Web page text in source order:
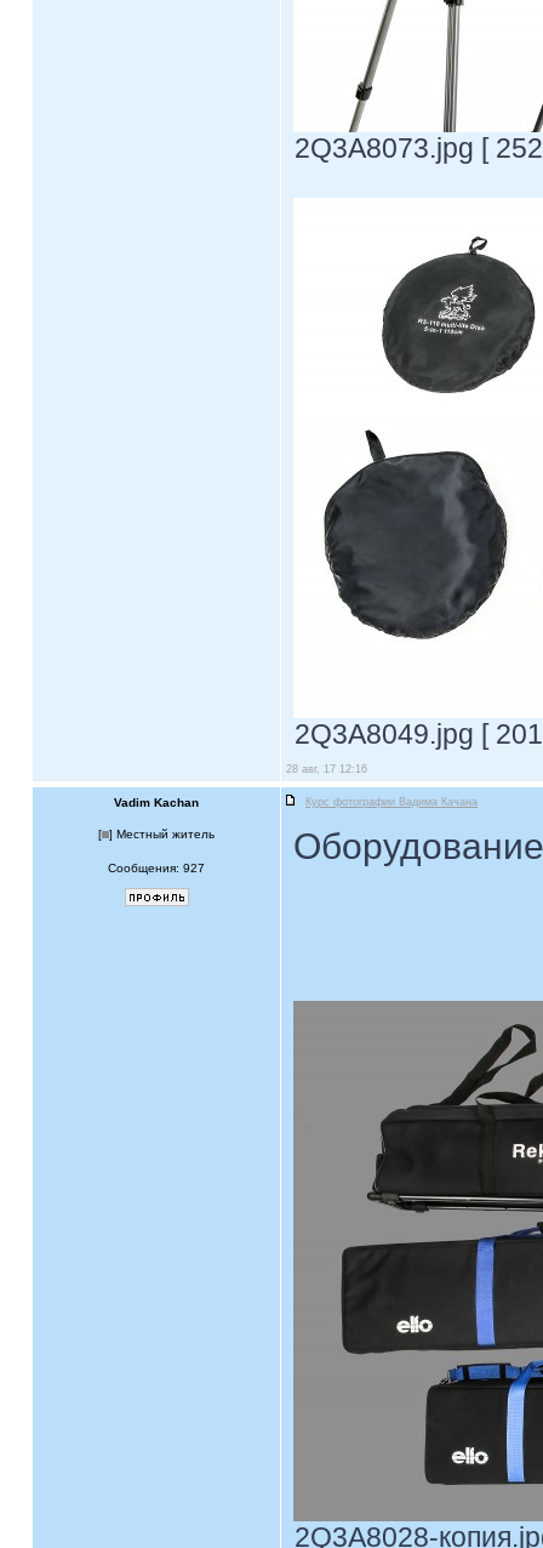
2Q3A8073.jpg [
2Q3A8049.jpg [
28 авг, 17 12:16
Vadim Kachan Курс фотографии Вадима Качана
[ ] Местный житель
Сообщения: 927
2Q3A8028-